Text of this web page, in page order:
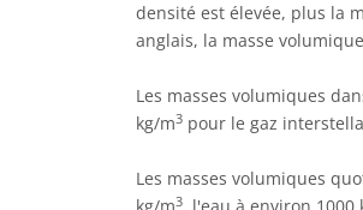
densité est élevée, plus la
anglais, la masse
Les masses volumiques
kg/m3 pour le gaz
Les masses volumiques
3